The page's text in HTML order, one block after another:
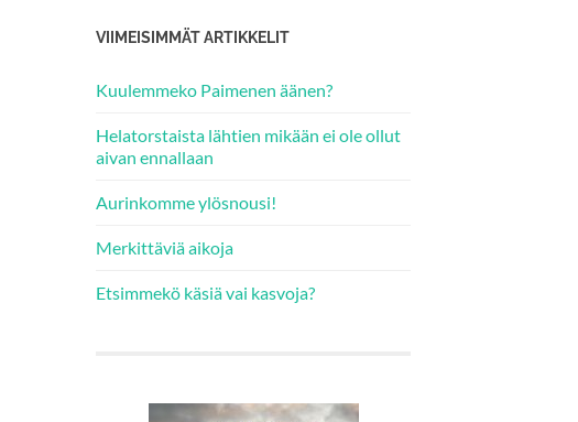
VIIMEISIMMÄT ARTIKKELIT
Kuulemmeko Paimenen äänen?
Helatorstaista lähtien mikään ei ole ollut
aivan ennallaan
Aurinkomme ylösnousi!
Merkittäviä aikoja
Etsimmekö käsiä vai kasvoja?